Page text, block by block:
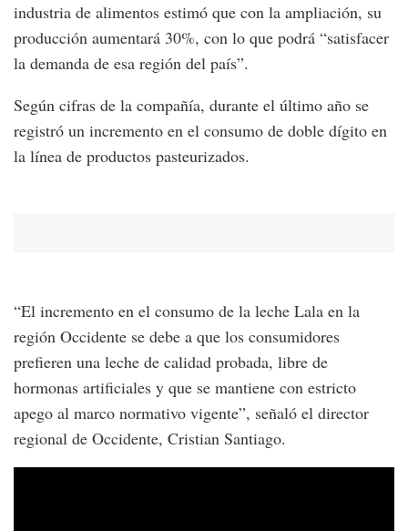
industria de alimentos estimó que con la ampliación, su
producción aumentará 30%, con lo que podrá “satisfacer
la demanda de esa región del país”.
Según cifras de la compañía, durante el último año se
registró un incremento en el consumo de doble dígito en
la línea de productos pasteurizados.
“El incremento en el consumo de la leche Lala en la
región Occidente se debe a que los consumidores
prefieren una leche de calidad probada, libre de
hormonas artificiales y que se mantiene con estricto
apego al marco normativo vigente”, señaló el director
regional de Occidente, Cristian Santiago.